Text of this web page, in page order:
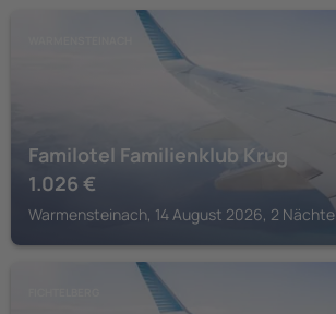
Familotel Familienklub Krug
1.026 €
Warmensteinach, 14 August 2026, 2 Nächte